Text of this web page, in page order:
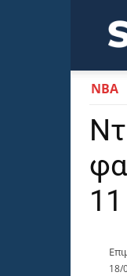
NBA
18/